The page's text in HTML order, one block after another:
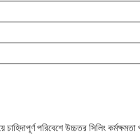
পরিবেশে উচ্চতর সিলিং